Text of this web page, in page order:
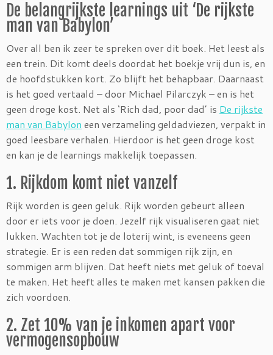
De belangrijkste learnings uit ‘De rijkste
man van Babylon’
Over all ben ik zeer te spreken over dit boek. Het leest als
een trein. Dit komt deels doordat het boekje vrij dun is, en
de hoofdstukken kort. Zo blijft het behapbaar. Daarnaast
is het goed vertaald – door Michael Pilarczyk – en is het
geen droge kost. Net als ‘Rich dad, poor dad’ is De rijkste
man van Babylon een verzameling geldadviezen, verpakt in
goed leesbare verhalen. Hierdoor is het geen droge kost
en kan je de learnings makkelijk toepassen.
1. Rijkdom komt niet vanzelf
Rijk worden is geen geluk. Rijk worden gebeurt alleen
door er iets voor je doen. Jezelf rijk visualiseren gaat niet
lukken. Wachten tot je de loterij wint, is eveneens geen
strategie. Er is een reden dat sommigen rijk zijn, en
sommigen arm blijven. Dat heeft niets met geluk of toeval
te maken. Het heeft alles te maken met kansen pakken die
zich voordoen.
2. Zet 10% van je inkomen apart voor
vermogensopbouw